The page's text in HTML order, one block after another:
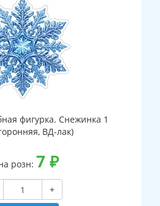
фигурка. Снежинка 1
ВД-лак)
розн: 7 ₽
+